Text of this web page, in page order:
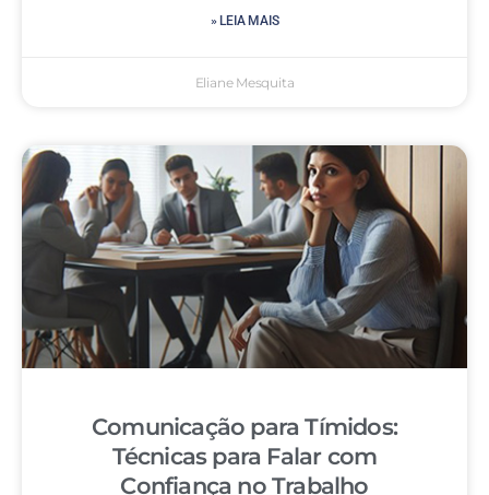
» LEIA MAIS
Eliane Mesquita
Comunicação para Tímidos:
Técnicas para Falar com
Confiança no Trabalho